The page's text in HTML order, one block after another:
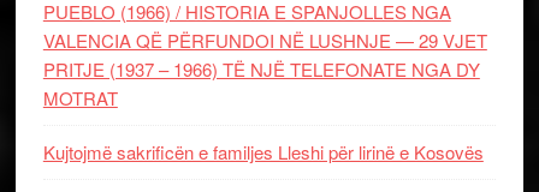
PUEBLO (1966) / HISTORIA E SPANJOLLES NGA
VALENCIA QË PËRFUNDOI NË LUSHNJE — 29 VJET
PRITJE (1937 – 1966) TË NJË TELEFONATE NGA DY
MOTRAT
Kujtojmë sakrificën e familjes Lleshi për lirinë e Kosovës